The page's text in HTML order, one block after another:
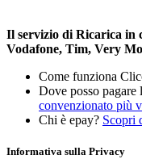
Il servizio di Ricarica in
Vodafone, Tim, Very
Come funziona
Dove posso pagare
convenzionato più
Chi è epay? Scopri
Informativa sulla Privacy